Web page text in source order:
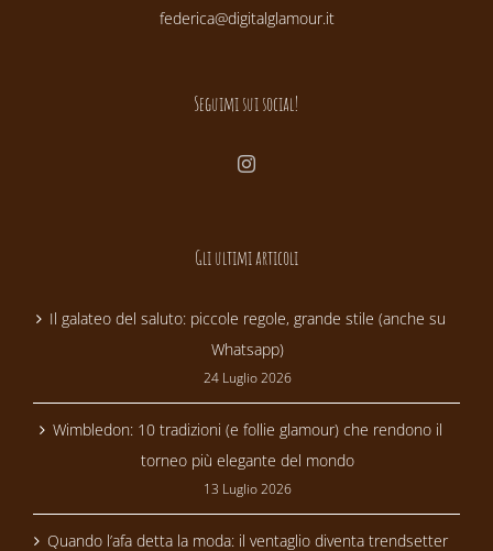
federica@digitalglamour.it
Seguimi sui social!
Gli ultimi articoli
Il galateo del saluto: piccole regole, grande stile (anche su
Whatsapp)
24 Luglio 2026
Wimbledon: 10 tradizioni (e follie glamour) che rendono il
torneo più elegante del mondo
13 Luglio 2026
Quando l’afa detta la moda: il ventaglio diventa trendsetter